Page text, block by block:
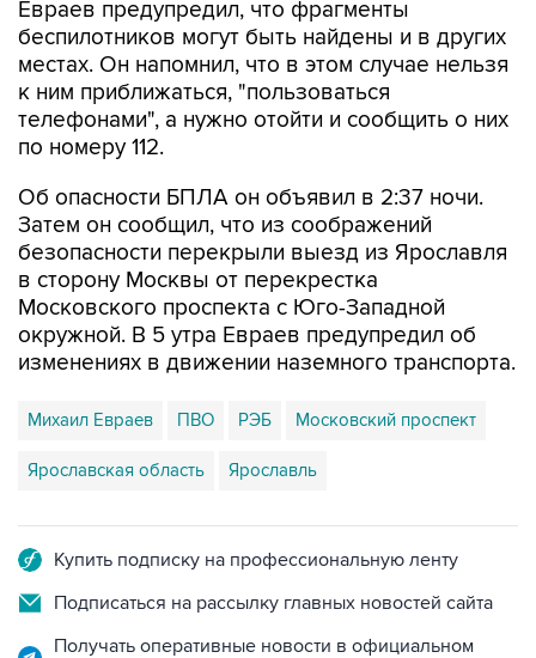
Евраев предупредил, что фрагменты
беспилотников могут быть найдены и в других
местах. Он напомнил, что в этом случае нельзя
к ним приближаться, "пользоваться
телефонами", а нужно отойти и сообщить о них
по номеру 112.
Об опасности БПЛА он объявил в 2:37 ночи.
Затем он сообщил, что из соображений
безопасности перекрыли выезд из Ярославля
в сторону Москвы от перекрестка
Московского проспекта с Юго-Западной
окружной. В 5 утра Евраев предупредил об
изменениях в движении наземного транспорта.
Михаил Евраев ПВО РЭБ Московский проспект
Ярославская область Ярославль
Купить подписку на профессиональную ленту
Подписаться на рассылку главных новостей сайта
Получать оперативные новости в официальном